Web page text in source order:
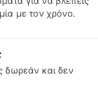
με τον χρόνο.
δωρεάν και δεν